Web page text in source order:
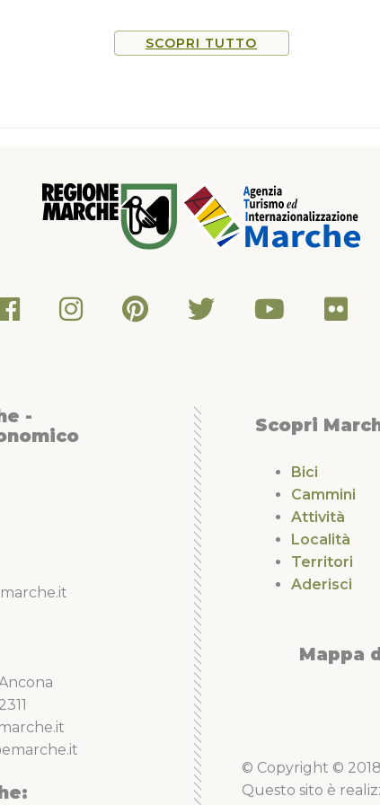
gallerie riservate alle
fino all’Abbazia di San
e le due torri gemelle
Magno, tra queste
tra le colline
in tranquillità. Oltre a
al centro del
dei cicli di affreschi più belli
SCOPRI TUTTO
-
Scopri
Bici
Cammini
Attività
Località
Territori
Aderisci
Mappa
© Copyright © 2018
Questo sito è